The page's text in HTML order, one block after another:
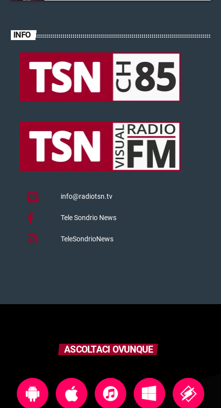
INFO
info@radiotsn.tv
Tele Sondrio News
TeleSondrioNews
ASCOLTACI OVUNQUE